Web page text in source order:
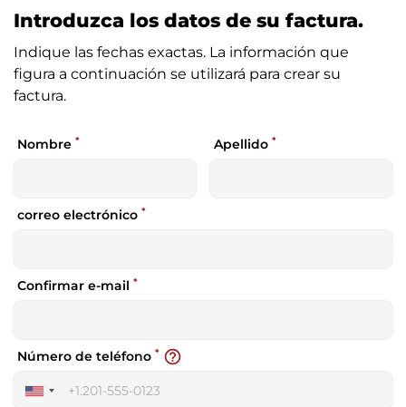
Introduzca los datos de su factura.
Indique las fechas exactas. La información que
figura a continuación se utilizará para crear su
factura.
Nombre * Apellido *
correo electrónico *
Confirmar e-mail *
United
Número de teléfono * help_outline